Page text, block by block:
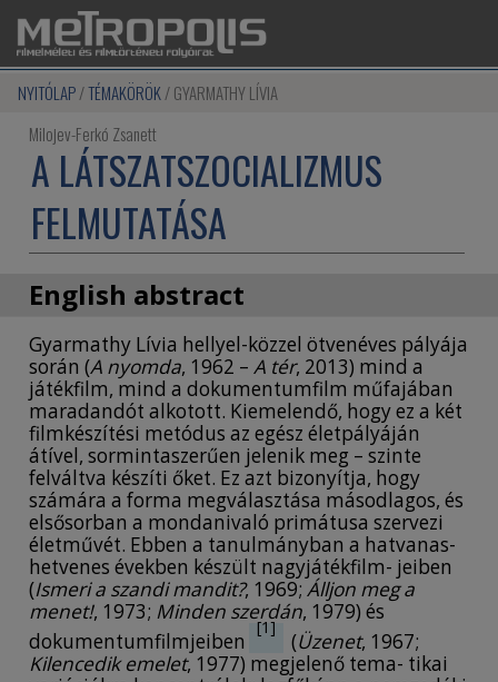
NYITÓLAP TÉMAKÖRÖK GYARMATHY LÍVIA
Milojev-Ferkó Zsanett
A LÁTSZATSZOCIALIZMUS
FELMUTATÁSA
English abstract
THE REVEALING OF SHAM SOCIALISM
VARIATIONS ON A THEME BY LÍVIA GYARMATHY
This paper focuses on the thematic variations in
Lívia Gyarmathy’s feature films from the sixties
and seventies (Do you know Sunday Monday?,
1969; Wait a Sec!, 1973; Every Wednesday, 1979)
and documentaries (Message, 1967; Ninth Floor,
1977). In the first half of the study, the author
examines the parent-child relationship in the
context of generational conflicts and family
structures against the backdrop of social and
economic changes during socialism. The
discussion then shifts to the stylistic features of
the works and their international connections.
Gyarmathy Lívia hellyel-közzel ötvenéves pályája
során (A nyomda, 1962 – A tér, 2013) mind a
játékfilm, mind a dokumentumfilm műfajában
maradandót alkotott. Kiemelendő, hogy ez a két
filmkészítési metódus az egész életpályáján
átível, sormintaszerűen jelenik meg – szinte
felváltva készíti őket. Ez azt bizonyítja, hogy
számára a forma megválasztása másodlagos, és
elsősorban a mondanivaló primátusa szervezi
életművét. Ebben a tanulmányban a hatvanas-
hetvenes években készült nagyjátékfilm- jeiben
(Ismeri a szandi mandit?, 1969; Álljon meg a
menet!, 1973; Minden szerdán, 1979) és
dokumentumfilmjeiben
[1]
(Üzenet, 1967;
Kilencedik emelet, 1977) megjelenő tema- tikai